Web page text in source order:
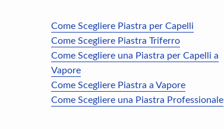
Come Scegliere Piastra per Capelli
Come Scegliere Piastra Triferro
Come Scegliere una Piastra per Capelli a
Vapore
Come Scegliere Piastra a Vapore
Come Scegliere una Piastra Professionale